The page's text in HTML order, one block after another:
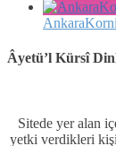
Âyetü’l Kürsî
Sitede yer alan
yetki verdikleri